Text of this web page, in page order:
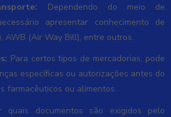
Dependendo do meio de
apresentar conhecimento de
AWB (Air Way Bill), entre outros.
Para certos tipos de mercadorias, pode
específicas ou autorizações antes do
farmacêuticos ou alimentos.
quais documentos são exigidos pelo